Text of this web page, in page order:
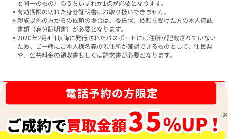
と同一のもの）のうちいずれか1点が必要となります。
有効期限の切れた身分証明書はお取り扱いできません。
親族以外の方からの依頼の場合は、委任状、依頼を受けた方の本人確認
書類（身分証明書）が必要となります。
2020年2月4日以降に発行されたパスポートには住所が記載されていない
ため、ご一緒にご本人様名義の現住所が確認できるものとして、住民票
や、公共料金の領収書もしくは請求書が必要となります。